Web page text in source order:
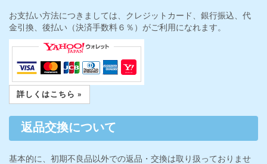
お支払い方法につきましては、クレジットカード、銀行振込、代
金引換、後払い（決済手数料６％）がご利用になれます。
詳しくはこちら »
返品交換について
基本的に、初期不良品以外での返品・交換は取り扱っておりませ